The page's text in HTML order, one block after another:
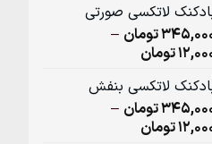
لاتکسی صورتی
تومان –
تومانPrice
12,000تومان
through
345,000تومان
لاتکسی بنفش
تومان –
تومانPrice